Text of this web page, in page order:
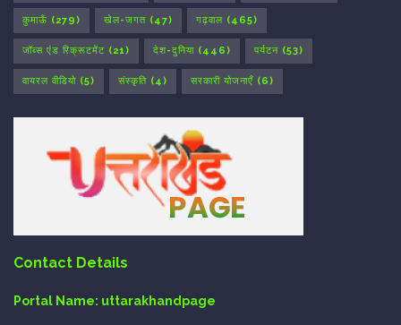
कुमाऊँ (279) खेल-जगत (47) गढ़वाल (465)
जॉब्स एंड रिक्रूटमेंट (21) देश-दुनिया (446) पर्यटन (53)
वायरल वीडियो (5) संस्कृति (4) सरकारी योजनाएँ (6)
Contact Details
Portal Name: uttarakhandpage